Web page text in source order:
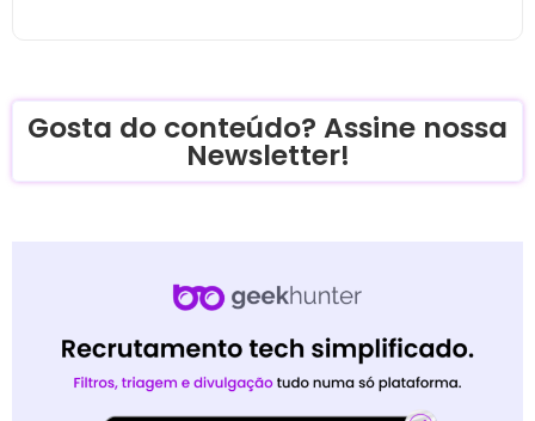
Gosta do conteúdo? Assine nossa
Newsletter!